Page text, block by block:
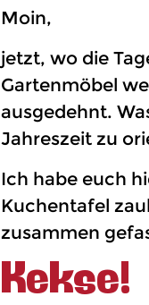
Moin,
jetzt, wo die
Gartenmöbel
ausgedehnt.
Jahreszeit zu
Ich habe euch
Kuchentafel
zusammen
Kekse!